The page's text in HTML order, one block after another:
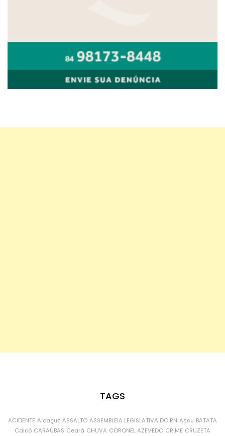
TAGS
ACIDENTE Alcaçuz ASSALTO ASSEMBLEIA LEGISLATIVA DO RN Assu BATATA
Caicó CARAÚBAS Ceará CHUVA CORONEL AZEVEDO CRIME CRUZETA